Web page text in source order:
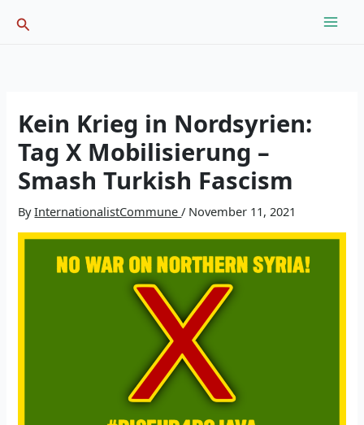
Search
Kein Krieg in Nordsyrien:
Tag X Mobilisierung –
Smash Turkish Fascism
ByInternationalistCommune/ November 11, 2021